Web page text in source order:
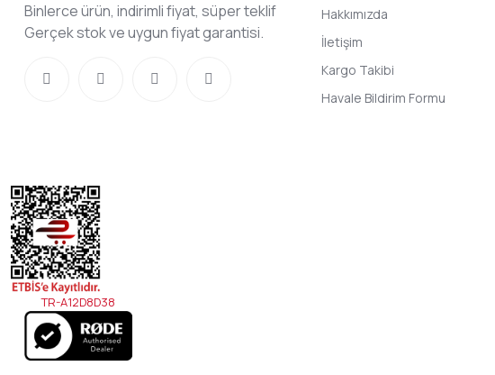
Binlerce ürün, indirimli fiyat, süper teklif
Gerçek stok ve uygun fiyat garantisi.
Hakkımızda
İletişim
Kargo Takibi
Havale Bildirim Formu
TR-A12D8D38